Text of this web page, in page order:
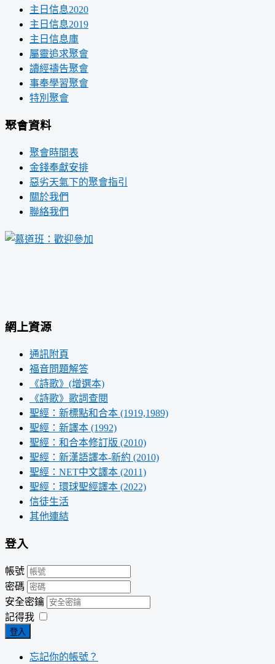
主日信息2020
主日信息2019
主日信息庫
屬靈追求聚會
讀經禱告聚會
事奉學習聚會
特別聚會
聚會資料
聚會時間表
金錢奉獻安排
惡劣天氣下的聚會指引
關於我們
聯絡我們
網上資源
通訊附頁
福音問題解答
《詩歌》(增選本)
《詩歌》歌詞查閱
聖經：新標點和合本 (1919,1989)
聖經：新譯本 (1992)
聖經：和合本修訂版 (2010)
聖經：新漢語譯本-新約 (2010)
聖經：NET中文譯本 (2011)
聖經：環球聖經譯本 (2022)
信徒生活
其他連結
登入
帳號
密碼
安全密鑰
記得我
登入
忘記你的帳號？